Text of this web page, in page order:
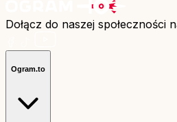
Dołącz do naszej społeczności
Ogram.to